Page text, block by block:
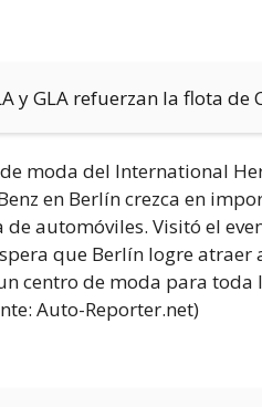
y GLA refuerzan la flota de
moda del International
en Berlín crezca en
automóviles. Visitó el
que Berlín logre
centro de moda para
Auto-Reporter.net)